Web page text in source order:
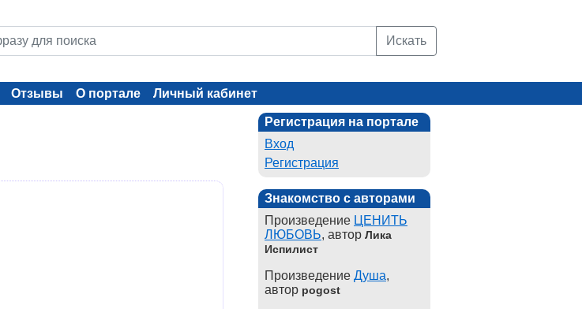
Искать
Отзывы О портале
Личный кабинет
Регистрация на портале
Вход
Регистрация
Знакомство с авторами
Произведение ЦЕНИТЬ
ЛЮБОВЬ, автор Лика
Испилист
Произведение Душа,
автор pogost